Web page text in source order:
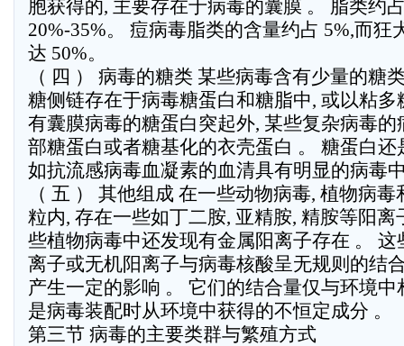
胞获得的, 主要存在于病毒的囊膜 。 脂类约
20%-35%。 痘病毒脂类的含量约占 5%,而狂
达 50%。
（ 四 ） 病毒的糖类 某些病毒含有少量的糖
糖侧链存在于病毒糖蛋白和糖脂中, 或以粘多
有囊膜病毒的糖蛋白突起外, 某些复杂病毒
部糖蛋白或者糖基化的衣壳蛋白 。 糖蛋白还
如抗流感病毒血凝素的血清具有明显的病毒
（ 五 ） 其他组成 在一些动物病毒, 植物病
粒内, 存在一些如丁二胺, 亚精胺, 精胺等阳离
些植物病毒中还发现有金属阳离子存在 。
离子或无机阳离子与病毒核酸呈无规则的结
产生一定的影响 。 它们的结合量仅与环境
是病毒装配时从环境中获得的不恒定成分 。
第三节 病毒的主要类群与繁殖方式